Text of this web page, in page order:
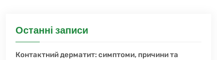
Останні записи
Контактний дерматит: симптоми, причини та